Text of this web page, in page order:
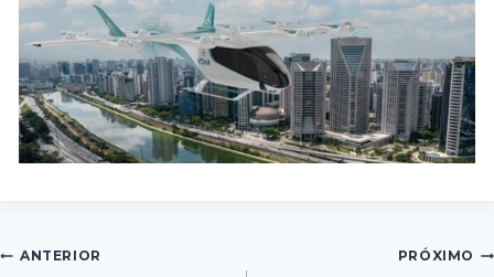
ANTERIOR PRÓXIMO